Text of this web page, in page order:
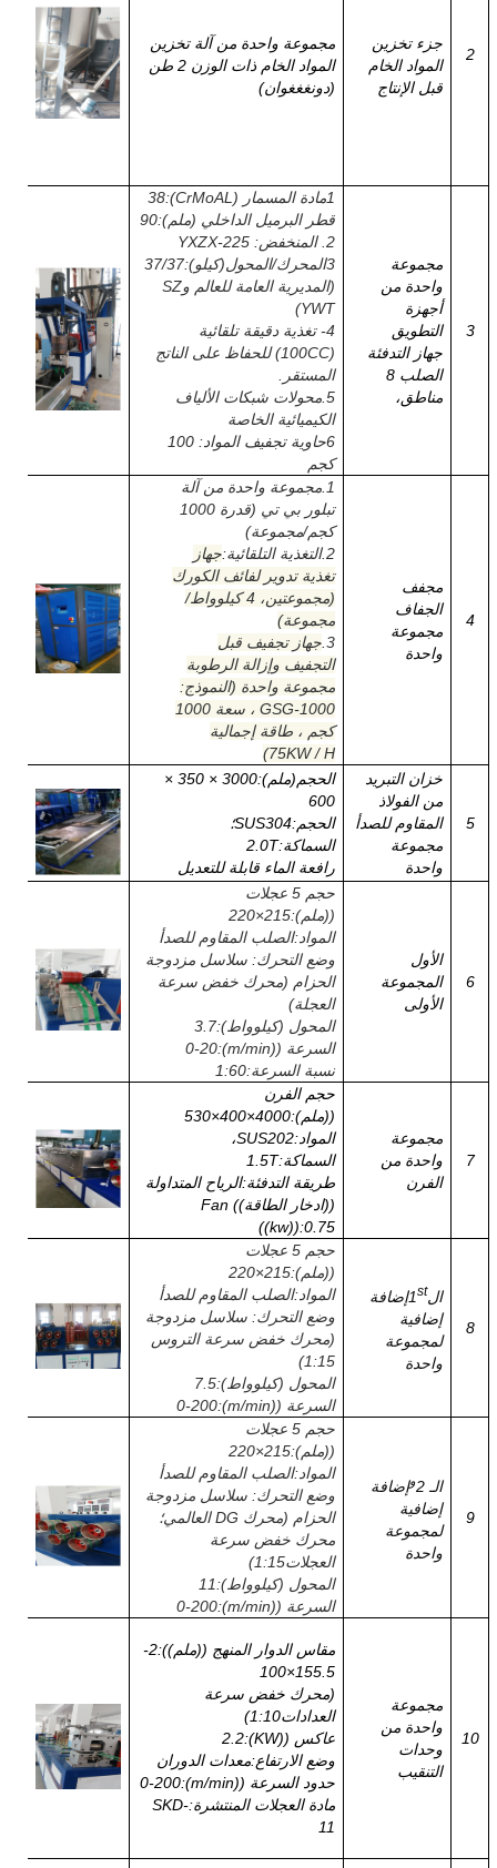
2
جزء تخزين
المواد الخام
قبل الإنتاج
مجموعة واحدة من آلة تخزين
المواد الخام ذات الوزن 2 طن
(دونغغغوان)
3
مجموعة
واحدة من
أجهزة
التطويق
جهاز التدفئة
الصلب 8
مناطق،
1مادة المسمار (CrMoAL):38
قطر البرميل الداخلي (ملم):90
2. المنخفض: YXZX-225
3المحرك/المحول
(كيلو)
:37/37
(المديرية العامة للعالم وSZ
YWT)
4- تغذية دقيقة تلقائية
(100CC) للحفاظ على الناتج
المستقر.
5. محولات شبكات الألياف
الكيميائية الخاصة
6حاوية تجفيف المواد: 100
كجم
4
مجفف
الجفاف
مجموعة
واحدة
1. مجموعة واحدة من آلة
تبلور بي تي (قدرة 1000
كجم/مجموعة)
2. التغذية التلقائية:جهاز
تغذية تدوير لفائف الكورك
(مجموعتين، 4 كيلوواط/
مجموعة)
3. جهاز تجفيف قبل
التجفيف وإزالة الرطوبة
مجموعة واحدة (النموذج:
GSG-1000 ، سعة 1000
كجم ، طاقة إجمالية
75KW / H)
5
خزان التبريد
من الفولاذ
المقاوم للصدأ
مجموعة
واحدة
الحجم(ملم):
3000 × 350 ×
600
الحجم:SUS304؛
السماكة:2.0T
رافعة الماء قابلة للتعديل
6
الأول
المجموعة
الأولى
حجم 5 عجلات
((ملم):
215
×
220
المواد:الصلب المقاوم للصدأ
وضع التحرك: سلاسل مزدوجة
الحزام (محرك خفض سرعة
العجلة)
المحول (كيلوواط):
3.7
السرعة ((m/min)
:
0-20
نسبة السرعة:
1:60
7
مجموعة
واحدة من
الفرن
حجم الفرن
((ملم):
4000
×
400
×
530
المواد:
SUS202،
السماكة:
1.5T
طريقة التدفئة:الرياح المتداولة
((ادخار الطاقة)) Fan
((kw)):0.75
8
ال1st
إضافة
إضافية
لمجموعة
واحدة
حجم 5 عجلات
((ملم):
215
×
220
المواد:الصلب المقاوم للصدأ
وضع التحرك: سلاسل مزدوجة
(محرك خفض سرعة التروس
1:15)
المحول (كيلوواط):
7.5
السرعة ((m/min)
:
0-200
9
الـ 2 وإضافة
إضافية
لمجموعة
واحدة
حجم 5 عجلات
((ملم):
215
×
220
المواد:الصلب المقاوم للصدأ
وضع التحرك: سلاسل مزدوجة
الحزام (محرك DG العالمي؛
محرك خفض سرعة
العجلات1:15)
المحول (كيلوواط):
11
السرعة ((m/min)
:
0-200
10
مجموعة
واحدة من
وحدات
التنقيب
مقاس الدوار المنهج ((ملم)):
2-
155.5
×
100
(محرك خفض سرعة
العدادات1:10
)
عاكس ((KW)
:
2.2
وضع الارتفاع:معدات الدوران
حدود السرعة ((m/min)
:
0-200
مادة العجلات المنتشرة:
SKD-
11